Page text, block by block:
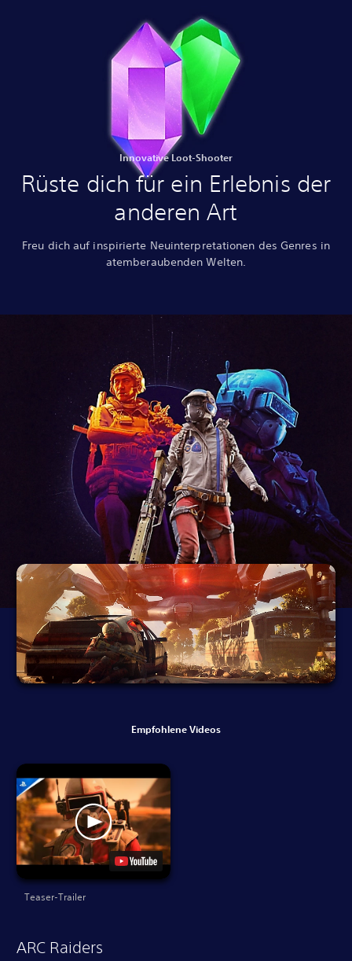
Innovative Loot-Shooter
Rüste dich für ein Erlebnis der
anderen Art
Freu dich auf inspirierte Neuinterpretationen des Genres in
atemberaubenden Welten.
Empfohlene Videos
Teaser-Trailer
ARC Raiders